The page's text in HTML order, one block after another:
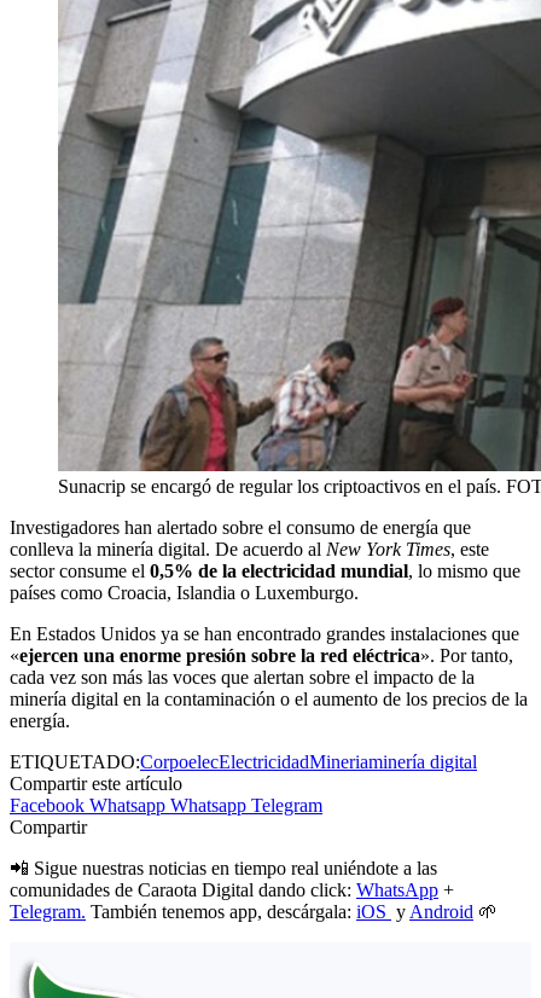
Sunacrip se encargó de regular los criptoactivos en el país.
Investigadores han alertado sobre el consumo de energía que
conlleva la minería digital. De acuerdo al New York Times, este
sector consume el 0,5% de la electricidad mundial, lo mismo que
países como Croacia, Islandia o Luxemburgo.
En Estados Unidos ya se han encontrado grandes instalaciones que
«ejercen una enorme presión sobre la red eléctrica». Por tanto,
cada vez son más las voces que alertan sobre el impacto de la
minería digital en la contaminación o el aumento de los precios de la
energía.
ETIQUETADO:CorpoelecElectricidadMineriaminería digital
Compartir este artículo
Facebook Whatsapp Whatsapp Telegram
Compartir
📲 Sigue nuestras noticias en tiempo real uniéndote a las
comunidades de Caraota Digital dando click: WhatsApp +
Telegram. También tenemos app, descárgala: iOS y Android 🌱